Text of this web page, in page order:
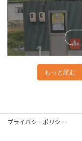
もっと読む
プライバシーポリシー